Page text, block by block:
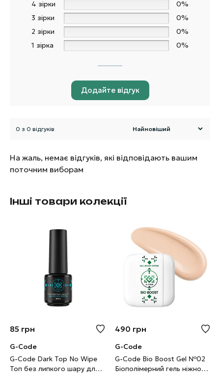
4 зірки
0%
3 зірки
0%
2 зірки
0%
1 зірка
0%
Додайте відгук
0 з 0 відгуків
На жаль, немає відгуків, які відповідають вашим
поточним виборам
Інші товари колекції
85 грн
G-Code
G-Code Dark Top No Wipe
Топ без липкого шару для
490 грн
G-Code
G-Code Bio Boost Gel №02
Біополімерний гель ніжно-